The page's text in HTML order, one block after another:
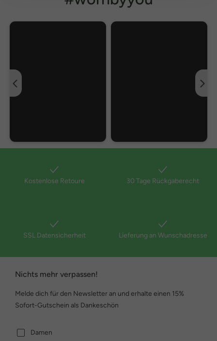
Kostenlose Retoure 30 Tage Rückgaberecht
SSL Datensicherheit Lieferung an Wunschadresse
Nichts mehr verpassen!
Melde dich für den Newsletter an und erhalte einen 15%
Sofort-Gutschein als Dankeschön
Damen